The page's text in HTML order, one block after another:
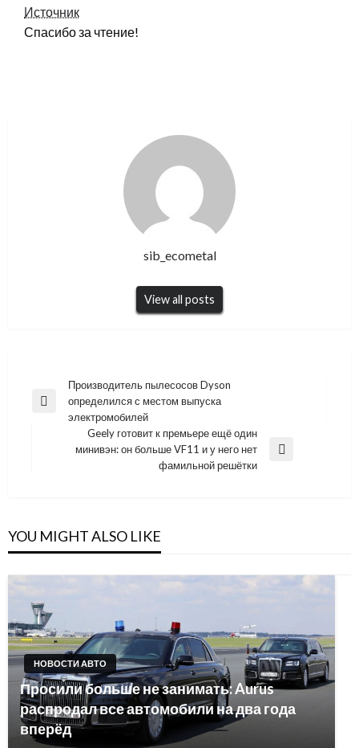
Источник
Спасибо за чтение!
sib_ecometal
View all posts
Навигация
по
записям
Previous
Производитель пылесосов Dyson
определился с местом выпуска
электромобилей
Geely готовит к премьере ещё один
минивэн: он больше VF11 и у него нет
фамильной решётки
YOU MIGHT ALSO LIKE
НОВОСТИ АВТО
Просили больше не занимать: Aurus
распродал все автомобили на два года
вперёд